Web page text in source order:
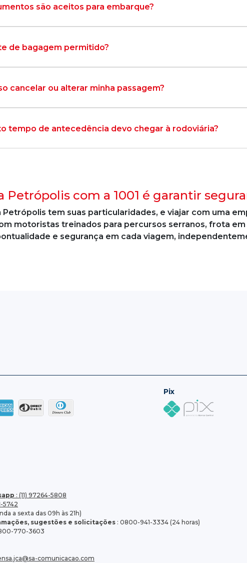
são aceitos para embarque?
de bagagem permitido?
cancelar ou alterar minha passagem?
tempo de antecedência devo chegar à rodoviária?
Petrópolis com a 1001 é garantir
Petrópolis tem suas particularidades, e viajar com uma
motoristas treinados para percursos serranos, frota
e segurança em cada viagem,
Pix
: (11) 97264-5808
5742
a sexta das 09h às 21h)
sugestões e solicitações : 0800-941-3334 (24 horas)
770-3603
comunicacao.com